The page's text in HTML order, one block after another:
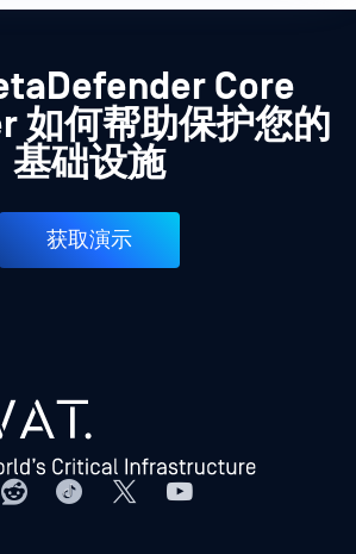
Core
如何帮助保护您的
基础设施
获取演示